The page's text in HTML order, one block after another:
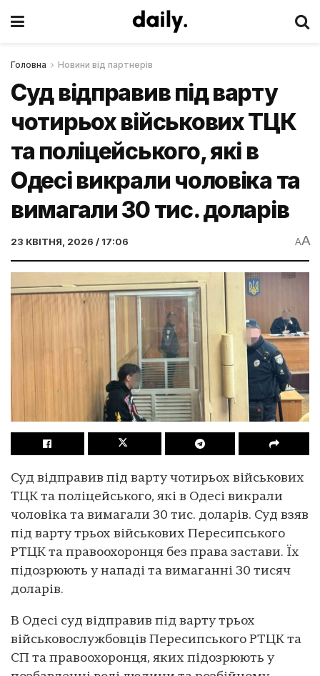
Головна Новини від партнерів
Суд відправив під варту
чотирьох військових ТЦК
та поліцейського, які в
Одесі викрали чоловіка та
вимагали 30 тис. доларів
23 КВІТНЯ, 2026 / 17:06 AA
Суд відправив під варту чотирьох військових
ТЦК та поліцейського, які в Одесі викрали
чоловіка та вимагали 30 тис. доларів. Суд взяв
під варту трьох військових Пересипського
РТЦК та правоохоронця без права застави. Їх
підозрюють у нападі та вимаганні 30 тисяч
доларів.
В Одесі суд відправив під варту трьох
військовослужбовців Пересипського РТЦК та
СП та правоохоронця, яких підозрюють у